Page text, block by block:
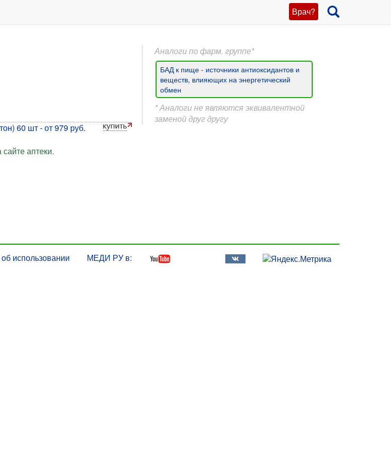
Врач?
60 шт - от 979 руб.
аптеки.
Аналоги по фарм. группе*
БАД к пище - источники антиоксидантов и
веществ, влияющих на энергетический
обмен
* Аналоги не являются эквивалентной
заменой друг другу
использовании МЕДИ РУ в: